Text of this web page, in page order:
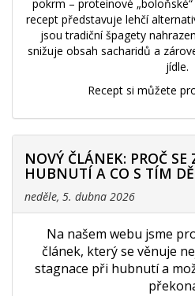
pokrm – proteinové
recept představuje lehčí
jsou tradiční špagety
snižuje obsah sacharidů a
jídle.
Recept si můžete
NOVÝ ČLÁNEK: PROČ SE
HUBNUTÍ A CO S TÍM
neděle, 5. dubna 2026
Na našem webu jsme
článek, který se věnuje
stagnace při hubnutí a